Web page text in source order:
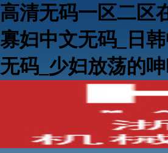
高清无码一区二区
寡妇中文无码_日
无码_少妇放荡的